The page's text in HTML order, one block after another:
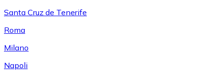
Santa Cruz de Tenerife
Roma
Milano
Napoli